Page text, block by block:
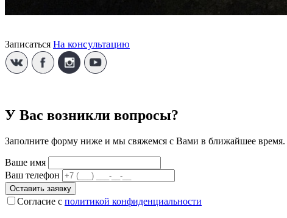
Записаться На консультацию
У Вас возникли вопросы?
Заполните форму ниже и мы свяжемся с Вами в ближайшее
Ваше имя
Ваш телефон
Оставить заявку
Согласие с политикой конфиденциальности